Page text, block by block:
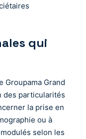
qui
Groupama Grand
des particularités
la prise en
ou à
selon les